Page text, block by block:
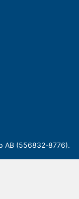
AB (556832-8776).